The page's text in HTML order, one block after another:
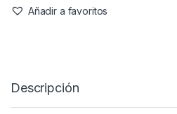
Añadir a favoritos
Descripción